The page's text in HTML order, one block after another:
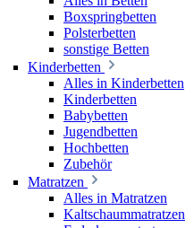
Boxspringbetten
Polsterbetten
sonstige Betten
Kinderbetten
Alles in Kinderbetten
Kinderbetten
Babybetten
Jugendbetten
Hochbetten
Zubehör
Matratzen
Alles in Matratzen
Kaltschaummatratzen